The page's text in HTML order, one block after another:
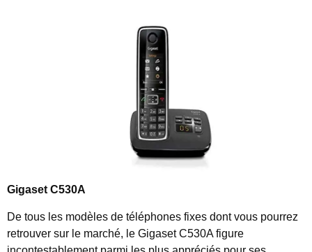
Gigaset C530A
De tous les modèles de téléphones fixes dont vous pourrez
retrouver sur le marché, le Gigaset C530A figure